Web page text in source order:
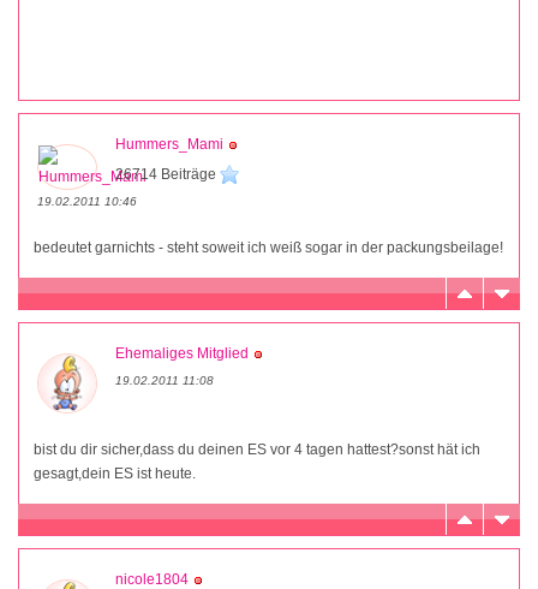
Hummers_Mami
26714 Beiträge
19.02.2011 10:46
bedeutet garnichts - steht soweit ich weiß sogar in der packungsbeilage!
Ehemaliges Mitglied
19.02.2011 11:08
bist du dir sicher,dass du deinen ES vor 4 tagen hattest?sonst hät ich
gesagt,dein ES ist heute.
nicole1804